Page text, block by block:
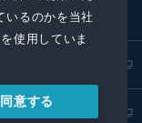
いるのかを当社
使用していま
同意する
ース取扱基準